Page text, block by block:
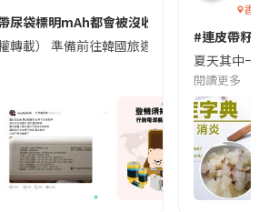
尿袋標明mAh都會被沒收😱出發前切記檢查
權轉載） 準備前往韓國旅遊的民眾，近期要
香港
#連皮帶籽
夏天其中一
閱讀更多